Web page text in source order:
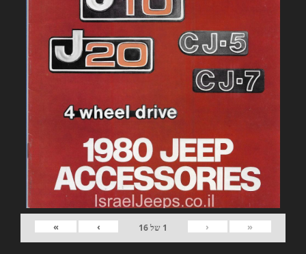
«
‹
1 של16
›
»